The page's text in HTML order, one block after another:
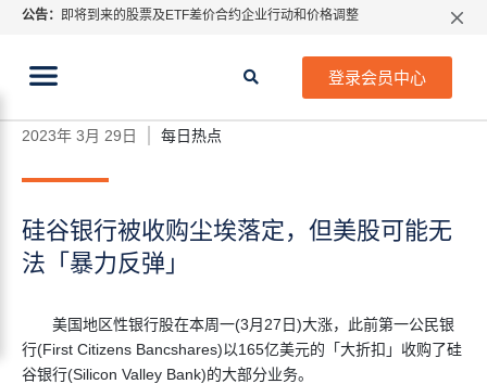
公告： 即将到来的股票及ETF差价合约企业行动和价格调整
ATFX呼吁推进金融市场合规、安全、有序、良性发展
登录会员中心
当前位置:
硅谷银行被收购尘埃落定，但美股可
能无法「暴力反弹」
2023年 3月 29日 每日热点
硅谷银行被收购尘埃落定，但美股可能无
法「暴力反弹」
美国地区性银行股在本周一(3月27日)大涨，此前第一公民银
行(First Citizens Bancshares)以165亿美元的「大折扣」收购了硅
谷银行(Silicon Valley Bank)的大部分业务。